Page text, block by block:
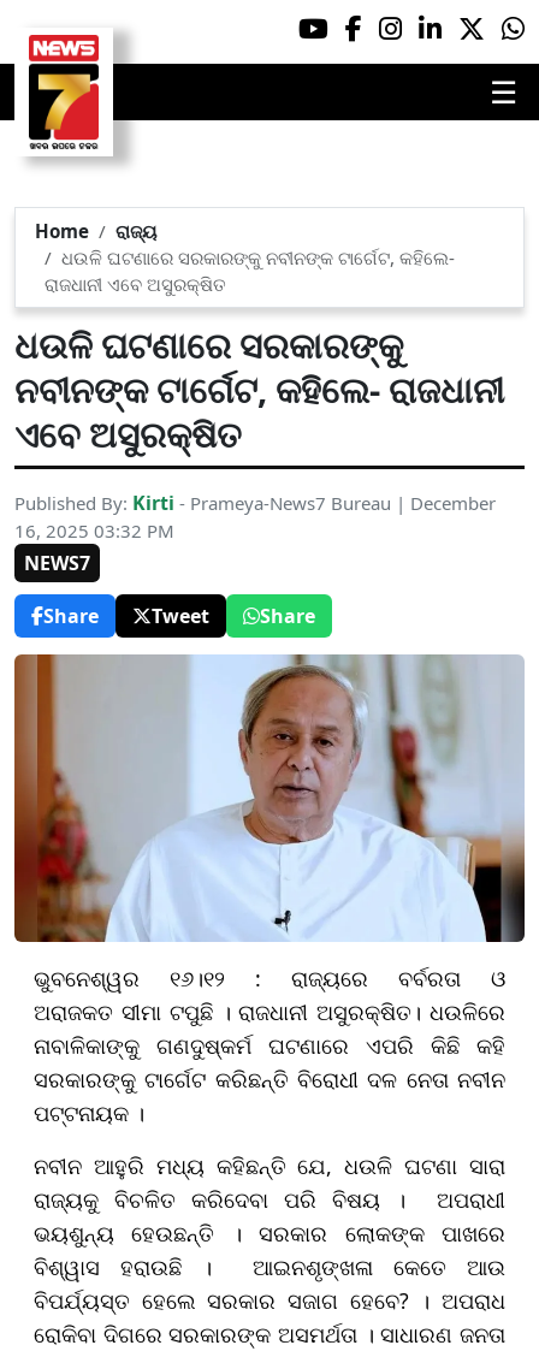
☰
Home
ରାଜ୍ୟ
ଧଉଳି ଘଟଣାରେ ସରକାରଙ୍କୁ ନବୀନଙ୍କ ଟାର୍ଗେଟ, କହିଲେ-
ରାଜଧାନୀ ଏବେ ଅସୁରକ୍ଷିତ
ଧଉଳି ଘଟଣାରେ ସରକାରଙ୍କୁ
ନବୀନଙ୍କ ଟାର୍ଗେଟ, କହିଲେ- ରାଜଧାନୀ
ଏବେ ଅସୁରକ୍ଷିତ
Published By: Kirti - Prameya-News7 Bureau | December
16, 2025 03:32 PM
NEWS7
Share
Tweet Share
ଭୁବନେଶ୍ୱର ୧୬।୧୨ : ରାଜ୍ୟରେ ବର୍ବରତା ଓ
ଅରାଜକତ ସୀମା ଟପୁଛି । ରାଜଧାନୀ ଅସୁରକ୍ଷିତ। ଧଉଳିରେ
ନାବାଳିକାଙ୍କୁ ଗଣଦୁଷ୍କର୍ମ ଘଟଣାରେ ଏପରି କିଛି କହି
ସରକାରଙ୍କୁ ଟାର୍ଗେଟ କରିଛନ୍ତି ବିରୋଧୀ ଦଳ ନେତା ନବୀନ
ପଟ୍ଟନାୟକ ।
ନବୀନ ଆହୁରି ମଧ୍ୟ କହିଛନ୍ତି ଯେ, ଧଉଳି ଘଟଣା ସାରା
ରାଜ୍ୟକୁ ବିଚଳିତ କରିଦେବା ପରି ବିଷୟ । ଅପରାଧୀ
ଭୟଶୁନ୍ୟ ହେଉଛନ୍ତି । ସରକାର ଲୋକଙ୍କ ପାଖରେ
ବିଶ୍ୱାସ ହରାଉଛି । ଆଇନଶୃଙ୍ଖଳା କେତେ ଆଉ
ବିପର୍ଯ୍ୟସ୍ତ ହେଲେ ସରକାର ସଜାଗ ହେବେ? । ଅପରାଧ
ରୋକିବା ଦିଗରେ ସରକାରଙ୍କ ଅସମର୍ଥତା । ସାଧାରଣ ଜନତା